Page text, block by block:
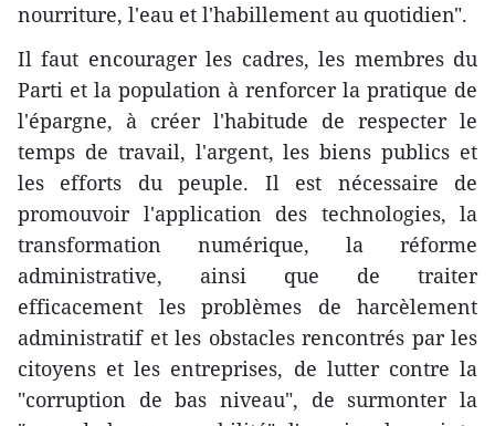
nourriture, l'eau et l'habillement au quotidien".
Il faut encourager les cadres, les membres du
Parti et la population à renforcer la pratique de
l'épargne, à créer l'habitude de respecter le
temps de travail, l'argent, les biens publics et
les efforts du peuple. Il est nécessaire de
promouvoir l'application des technologies, la
transformation numérique, la réforme
administrative, ainsi que de traiter
efficacement les problèmes de harcèlement
administratif et les obstacles rencontrés par les
citoyens et les entreprises, de lutter contre la
"corruption de bas niveau", de surmonter la